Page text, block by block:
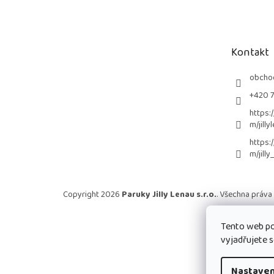
Tento web
vyjadřujete
Kontakt
+420
m/
m/
Copyright 2026 Paruky Jilly Lenau s.r.o.. Všechna